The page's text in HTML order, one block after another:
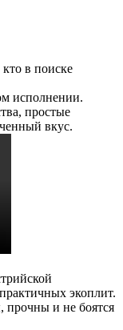
в поиске
исполнении.
простые
вкус.
экоплит.
прочны и не боятся